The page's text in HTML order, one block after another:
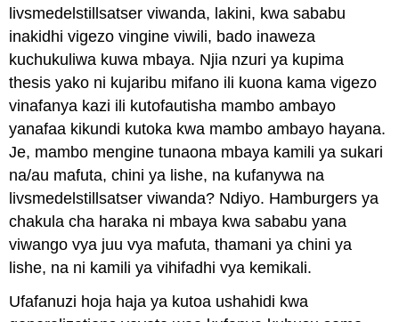
livsmedelstillsatser viwanda, lakini, kwa sababu
inakidhi vigezo vingine viwili, bado inaweza
kuchukuliwa kuwa mbaya. Njia nzuri ya kupima
thesis yako ni kujaribu mifano ili kuona kama vigezo
vinafanya kazi ili kutofautisha mambo ambayo
yanafaa kikundi kutoka kwa mambo ambayo hayana.
Je, mambo mengine tunaona mbaya kamili ya sukari
na/au mafuta, chini ya lishe, na kufanywa na
livsmedelstillsatser viwanda? Ndiyo. Hamburgers ya
chakula cha haraka ni mbaya kwa sababu yana
viwango vya juu vya mafuta, thamani ya chini ya
lishe, na ni kamili ya vihifadhi vya kemikali.
Ufafanuzi hoja haja ya kutoa ushahidi kwa